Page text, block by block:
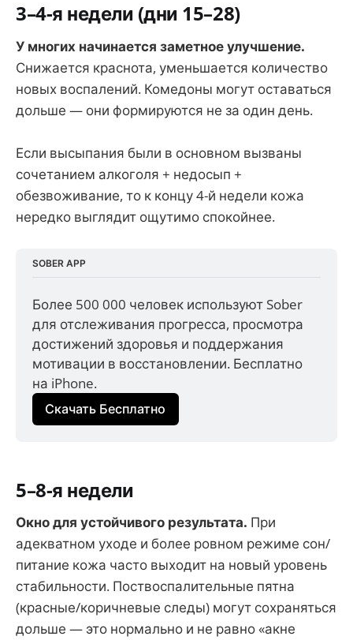
3–4-я недели (дни 15–28)
У многих начинается заметное улучшение.
Снижается краснота, уменьшается количество
новых воспалений. Комедоны могут оставаться
дольше — они формируются не за один день.
Если высыпания были в основном вызваны
сочетанием алкоголя + недосып +
обезвоживание, то к концу 4-й недели кожа
нередко выглядит ощутимо спокойнее.
SOBER APP
Более 500 000 человек используют Sober
для отслеживания прогресса, просмотра
достижений здоровья и поддержания
мотивации в восстановлении. Бесплатно
на iPhone.
Скачать Бесплатно
5–8-я недели
Окно для устойчивого результата. При
адекватном уходе и более ровном режиме сон/
питание кожа часто выходит на новый уровень
стабильности. Поствоспалительные пятна
(красные/коричневые следы) могут сохраняться
дольше — это нормально и не равно «акне